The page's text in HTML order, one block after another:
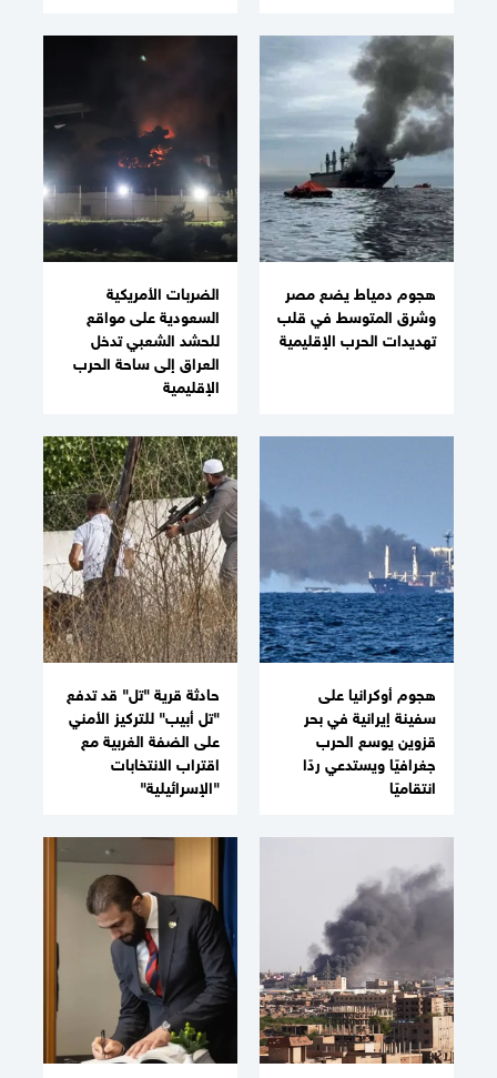
هجوم دمياط يضع مصر
وشرق المتوسط في قلب
تهديدات الحرب الإقليمية
الضربات الأمريكية
السعودية على مواقع
للحشد الشعبي تدخل
العراق إلى ساحة الحرب
الإقليمية
هجوم أوكرانيا على
سفينة إيرانية في بحر
قزوين يوسع الحرب
جغرافيًا ويستدعي ردًا
انتقاميًا
حادثة قرية "تل" قد تدفع
"تل أبيب" للتركيز الأمني
على الضفة الغربية مع
اقتراب الانتخابات
"الإسرائيلية"